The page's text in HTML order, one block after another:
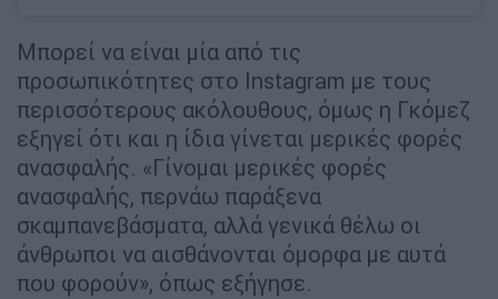
Μπορεί να είναι μία από τις
προσωπικότητες στο Instagram με τους
περισσότερους ακόλουθους, όμως η Γκόμεζ
εξηγεί ότι και η ίδια γίνεται μερικές φορές
ανασφαλής. «Γίνομαι μερικές φορές
ανασφαλής, περνάω παράξενα
σκαμπανεβάσματα, αλλά γενικά θέλω οι
άνθρωποι να αισθάνονται όμορφα με αυτά
που φορούν», όπως εξήγησε.